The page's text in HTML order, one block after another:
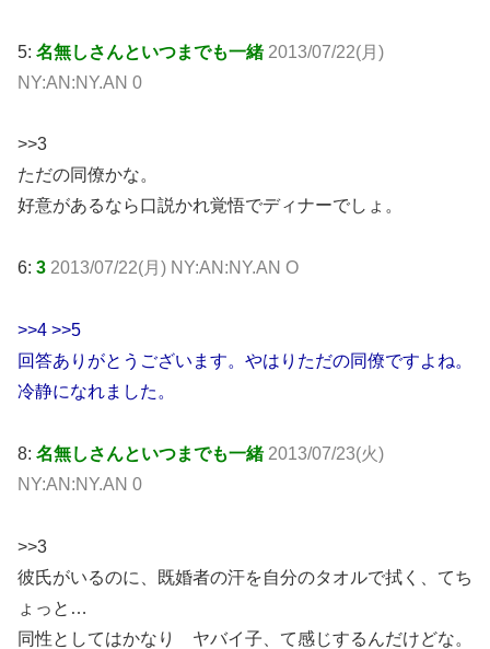
5: 名無しさんといつまでも一緒 2013/07/22(月)
NY:AN:NY.AN 0
>>3
ただの同僚かな。
好意があるなら口説かれ覚悟でディナーでしょ。
6: 3 2013/07/22(月) NY:AN:NY.AN O
>>4 >>5
回答ありがとうございます。やはりただの同僚ですよね。
冷静になれました。
8: 名無しさんといつまでも一緒 2013/07/23(火)
NY:AN:NY.AN 0
>>3
彼氏がいるのに、既婚者の汗を自分のタオルで拭く、てち
ょっと…
同性としてはかなり ヤバイ子、て感じするんだけどな。